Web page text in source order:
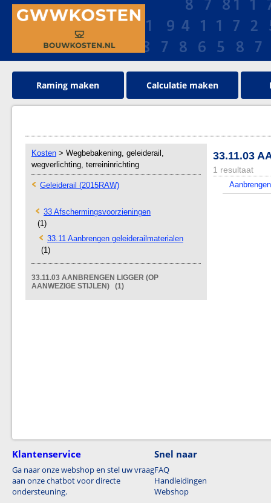
Raming maken Calculatie maken
Kosten > Wegbebakening, geleiderail,
wegverlichting, terreininrichting
Geleiderail (2015RAW)
33 Afschermingsvoorzieningen
(1)
33.11 Aanbrengen geleiderailmaterialen
(1)
33.11.03 AANBRENGEN LIGGER (OP
AANWEZIGE STIJLEN) (1)
33.11.03
1 resultaat
Klantenservice
Ga naar onze webshop en stel uw vraag
aan onze chatbot voor directe
ondersteuning.
Snel naar
FAQ
Handleidingen
Webshop